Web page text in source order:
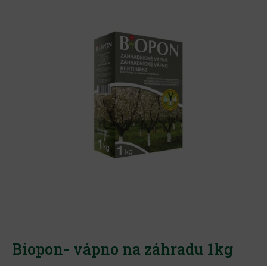
Biopon- vápno na záhradu 1kg